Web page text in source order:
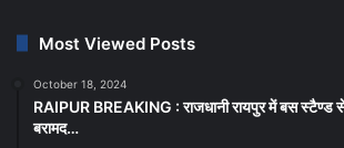
Most Viewed Posts
October 18, 2024
RAIPUR BREAKING : राजधानी रायपुर में बस स्टैण्ड
बरामद…